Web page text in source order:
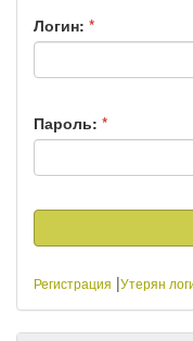
Логин: *
Пароль: *
Регистрация |Утерян